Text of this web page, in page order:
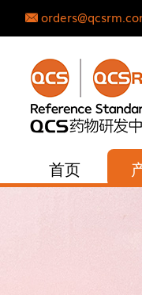
首页